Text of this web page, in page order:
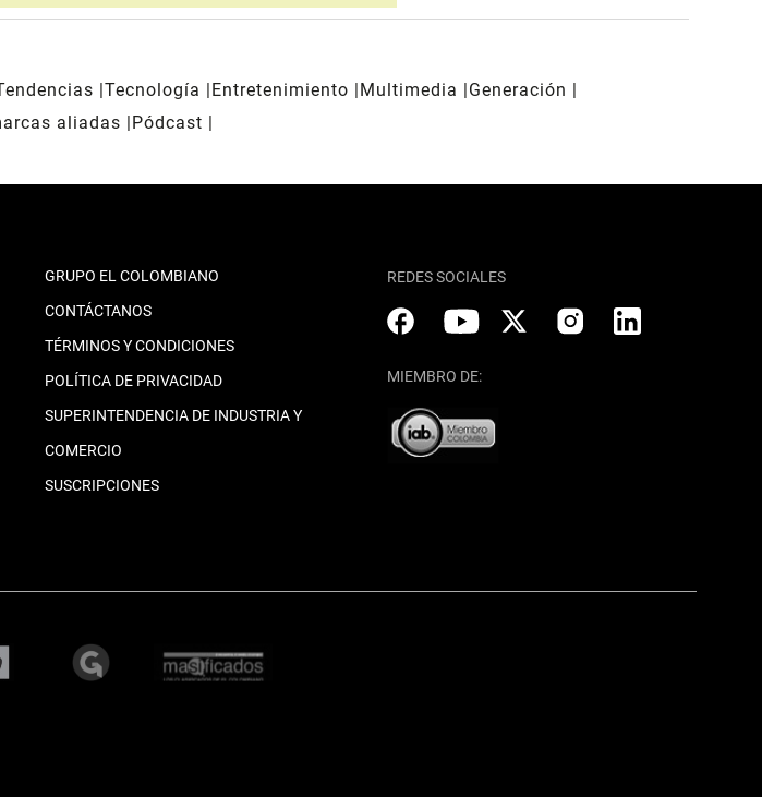
Tecnología Entretenimiento Multimedia
Generación
aliadas
Pódcast
GRUPO EL COLOMBIANO
CONTÁCTANOS
TÉRMINOS Y CONDICIONES
POLÍTICA DE PRIVACIDAD
SUPERINTENDENCIA DE INDUSTRIA Y
COMERCIO
SUSCRIPCIONES
REDES SOCIALES
MIEMBRO DE: